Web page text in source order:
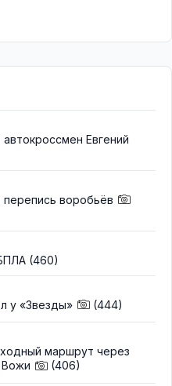
Евгений
воробьёв
(460)
у «Звезды» (444)
маршрут через
(406)